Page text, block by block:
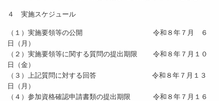
４ 実施スケジュール
（１）実施要領等の公開 令和８年７月 ６
日（月）
（２）実施要領等に関する質問の提出期限 令和８年７月１０
日（金）
（３）上記質問に対する回答 令和８年７月１３
日（月）
（４）参加資格確認申請書類の提出期限 令和８年７月１６